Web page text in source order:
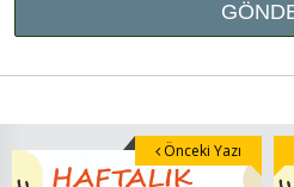
Önceki Yazı